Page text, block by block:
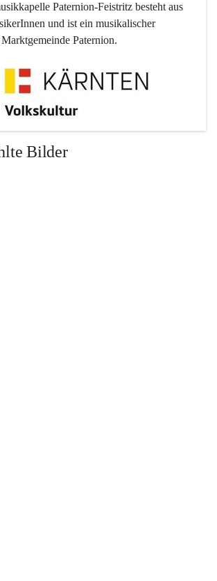
Paternion-Feistritz besteht aus
und ist ein musikalischer
Paternion.
Bilder